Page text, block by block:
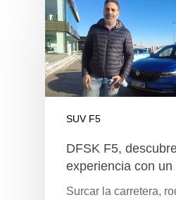
SUV F5
DFSK F5,
experiencia con
Surcar la carretera,